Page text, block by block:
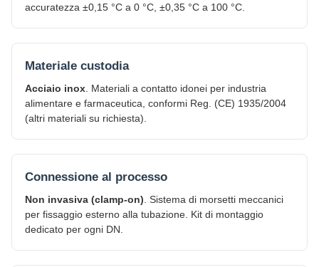
accuratezza ±0,15 °C a 0 °C, ±0,35 °C a 100 °C.
Materiale custodia
Acciaio inox . Materiali a contatto idonei per industria
alimentare e farmaceutica, conformi Reg. (CE) 1935/2004
(altri materiali su richiesta).
Connessione al processo
Non invasiva (clamp-on) . Sistema di morsetti meccanici
per fissaggio esterno alla tubazione. Kit di montaggio
dedicato per ogni DN.